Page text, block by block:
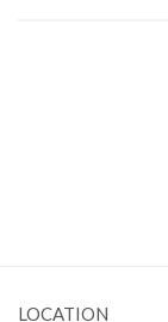
LOCATION